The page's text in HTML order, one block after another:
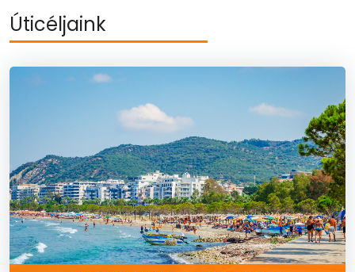
Úticéljaink